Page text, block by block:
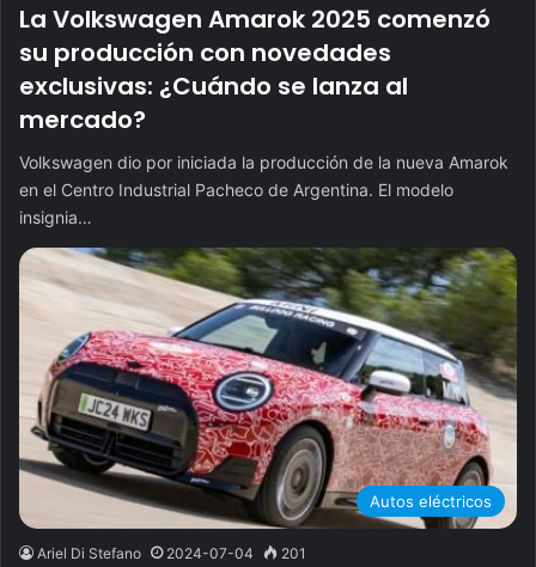
La Volkswagen Amarok 2025 comenzó
su producción con novedades
exclusivas: ¿Cuándo se lanza al
mercado?
Volkswagen dio por iniciada la producción de la nueva Amarok
en el Centro Industrial Pacheco de Argentina. El modelo
insignia…
Autos eléctricos
Ariel Di Stefano 2024-07-04 201